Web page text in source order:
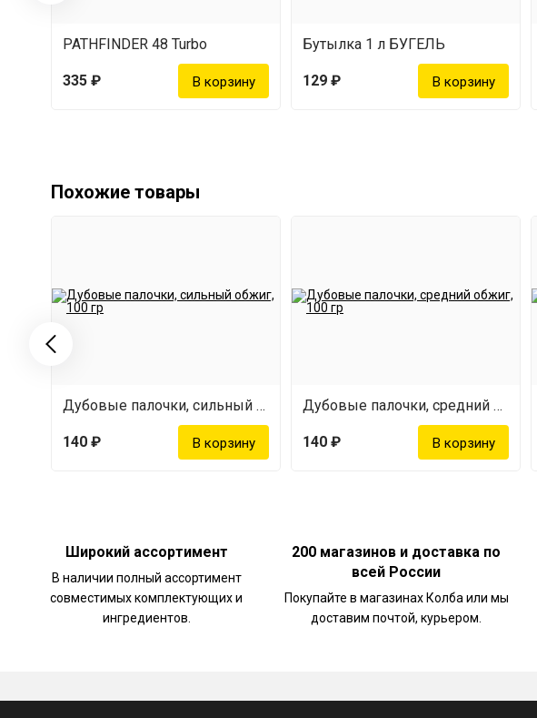
PATHFINDER 48 Turbo
335 ₽
Бутылка 1 л БУГЕЛЬ
129 ₽
Похожие товары
Дубовые палочки, сильный обжиг, 100 гр
140 ₽
Дубовые палочки, средний обжиг, 100 гр
140 ₽
Широкий ассортимент
В наличии полный ассортимент
совместимых комплектующих и
ингредиентов.
200 магазинов и доставка по
всей России
Покупайте в магазинах Колба или мы
доставим почтой, курьером.